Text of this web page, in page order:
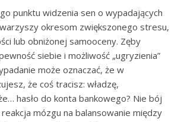
punktu widzenia sen o wypadających
okresom zwiększonego stresu,
lub obniżonej samooceny. Zęby
siebie i możliwość „ugryzienia”
może oznaczać, że w
że coś tracisz: władzę,
hasło do konta bankowego? Nie bój
mózgu na balansowanie między